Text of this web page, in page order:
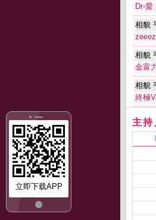
立即下载APP
Dr-愛
相貌
相貌
金富
相貌
終極
主